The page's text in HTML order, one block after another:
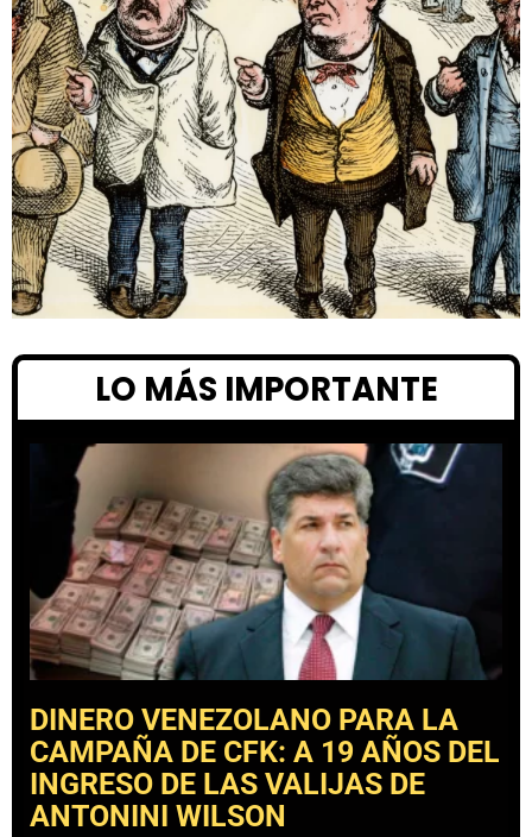
LO MÁS IMPORTANTE
DINERO VENEZOLANO PARA LA
CAMPAÑA DE CFK: A 19 AÑOS DEL
INGRESO DE LAS VALIJAS DE
ANTONINI WILSON